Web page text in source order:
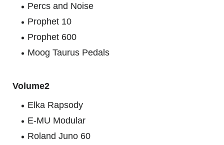
Percs and Noise
Prophet 10
Prophet 600
Moog Taurus Pedals
Volume2
Elka Rapsody
E-MU Modular
Roland Juno 60